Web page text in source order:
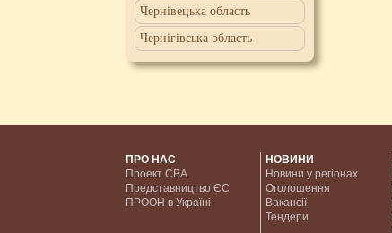
Чернівецька область
Чернігівська область
ПРО НАС
Проект CBA
Представництво ЄС
ПРООН в Україні
НОВИНИ
Новини у регіонах
Оголошення
Вакансії
Тендери